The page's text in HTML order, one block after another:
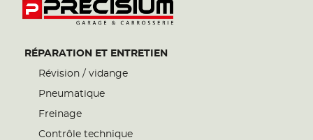
RÉPARATION ET ENTRETIEN
Révision / vidange
Pneumatique
Freinage
Contrôle technique